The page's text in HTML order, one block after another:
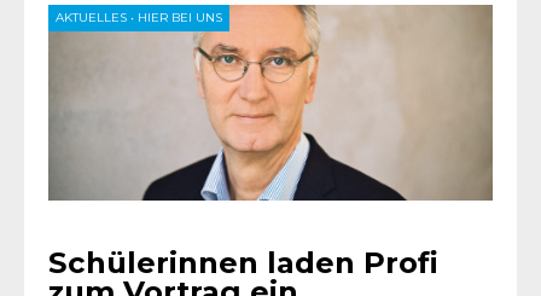
AKTUELLES • HIER BEI UNS
Schülerinnen laden Profi